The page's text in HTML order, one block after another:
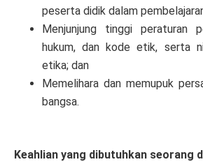
peserta didik dalam
Menjunjung tinggi peraturan
hukum, dan kode etik, serta
etika; dan
Memelihara dan memupuk
bangsa.
Keahlian yang dibutuhkan seorang